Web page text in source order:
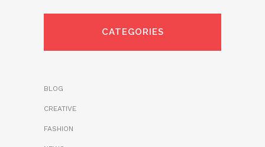
CATEGORIES
BLOG
CREATIVE
FASHION